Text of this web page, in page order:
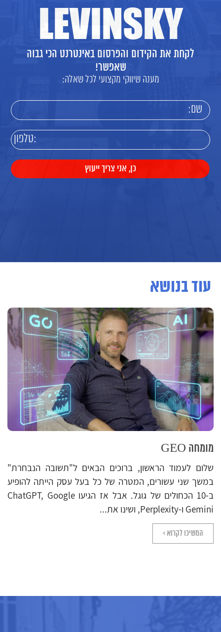
LEVINSKY
לקחת את הקידום והפרסום באינטרנט הכי גבוה
שאפשר!
מענה שיווקי מקצועי לכל שאלה:
עוד בנושא
מומחה GEO
שלום לעמוד הראשון, ברוכים הבאים ל"תשובה הנבחרת"
במשך שני עשורים, המטרה של כל בעל עסק הייתה להופיע
ב-10 הכחולים של גוגל. אבל אז הגיעו ChatGPT, Google
Gemini ו-Perplexity, ושינו את...
המשיכו לקרוא >